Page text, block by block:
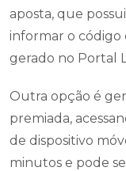
aposta, que
informar o código
gerado no Portal
Outra opção é
premiada,
de dispositivo
minutos e pode